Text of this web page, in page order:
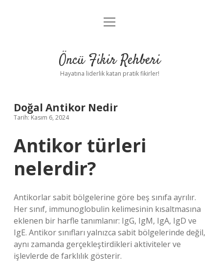
Anasayfa
Yasal Uyarı
menüyü
Öncü Fikir Rehberi
Hayatına liderlik katan pratik fikirler!
Doğal Antikor Nedir
Tarih: Kasım 6, 2024
Antikor türleri
nelerdir?
Antikorlar sabit bölgelerine göre beş sınıfa ayrılır.
Her sınıf, immunoglobulin kelimesinin kısaltmasına
eklenen bir harfle tanımlanır: IgG, IgM, IgA, IgD ve
IgE. Antikor sınıfları yalnızca sabit bölgelerinde değil,
aynı zamanda gerçekleştirdikleri aktiviteler ve
işlevlerde de farklılık gösterir.